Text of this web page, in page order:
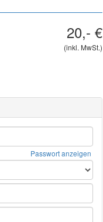
20,- €
(inkl. MwSt.)
Passwort anzeigen